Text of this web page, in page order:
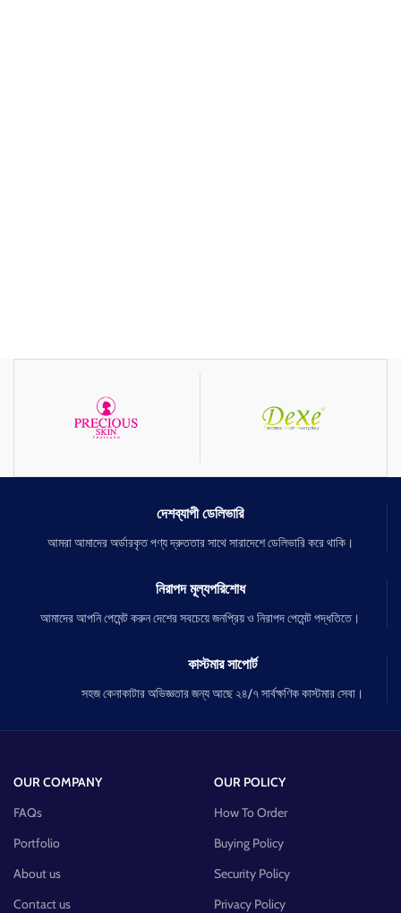
দেশব্যাপী ডেলিভারি
আমরা আমাদের অর্ডারকৃত পণ্য দ্রুততার সাথে সারাদেশে ডেলিভারি করে থাকি।
নিরাপদ মূল্যপরিশোধ
আমাদের আপনি পেমেন্ট করুন দেশের সবচেয়ে জনপ্রিয় ও নিরাপদ পেমেন্ট পদ্ধতিতে।
কাস্টমার সাপোর্ট
সহজ কেনাকাটার অভিজ্ঞতার জন্য আছে ২৪/৭ সার্বক্ষণিক কাস্টমার সেবা।
OUR COMPANY
FAQs
Portfolio
About us
Contact us
OUR POLICY
How To Order
Buying Policy
Security Policy
Privacy Policy